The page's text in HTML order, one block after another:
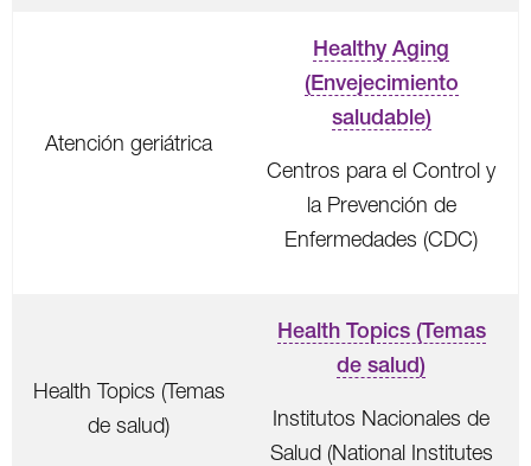
Atención geriátrica
Healthy Aging
(Envejecimiento
saludable)
Centros para el Control y
la Prevención de
Enfermedades (CDC)
Health Topics (Temas
de salud)
Health Topics (Temas
de salud)
Institutos Nacionales de
Salud (National Institutes